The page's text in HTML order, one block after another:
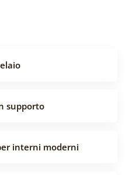
supporto
interni moderni